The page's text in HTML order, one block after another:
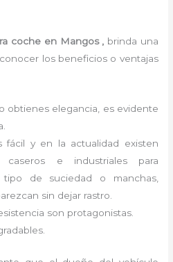
coche en Mangos , brinda una
los beneficios o ventajas
obtienes elegancia, es evidente
fácil y en la actualidad existen
caseros e industriales para
tipo de suciedad o manchas,
sin dejar rastro.
son protagonistas.